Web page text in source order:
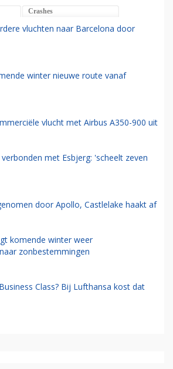
Crashes
vluchten naar Barcelona door
winter nieuwe route vanaf
vlucht met Airbus A350-900 uit
met Esbjerg: 'scheelt zeven
door Apollo, Castlelake haakt af
komende winter weer
zonbestemmingen
Class? Bij Lufthansa kost dat